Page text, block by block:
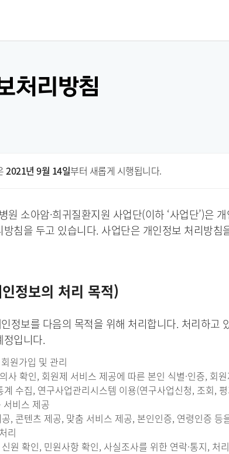
처리방침
2021년 9월 14일부터 새롭게 시행됩니다.
원 소아암·희귀질환지원 사업단(이하 ‘사업단’)
방침을 두고 있습니다. 사업단은 개인정보 처리방
정보의 처리 목적)
정보를 다음의 목적을 위해 처리합니다. 처리하
정입니다.
원가입 및 관리
사 확인, 회원제 서비스 제공에 따른 본인 식별·인증, 회
계 수집, 연구사업관리시스템 이용(연구사업신청, 조회,
서비스 제공
, 콘텐츠 제공, 맞춤 서비스 제공, 본인인증, 연령인증 등
리
원 확인, 민원사항 확인, 사실조사를 위한 연락·통지,